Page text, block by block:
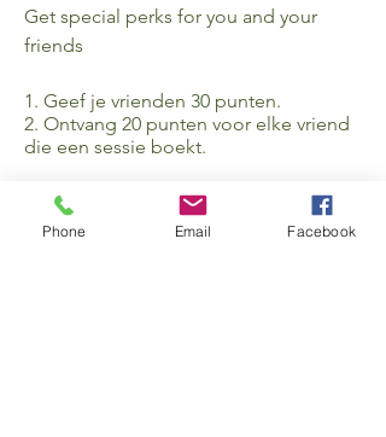
Get special perks for you and your
friends
Geef je vrienden 30 punten.
Ontvang 20 punten voor elke vriend
die een sessie boekt.
Log in to refer
Phone Email Facebook